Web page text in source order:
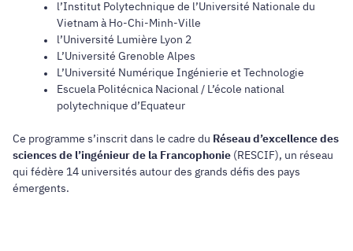
l’Institut Polytechnique de l’Université Nationale du
Vietnam à Ho-Chi-Minh-Ville
l’Université Lumière Lyon 2
L’Université Grenoble Alpes
L’Université Numérique Ingénierie et Technologie
Escuela Politécnica Nacional / L’école national
polytechnique d’Equateur
Ce programme s’inscrit dans le cadre du Réseau d’excellence des
sciences de l’ingénieur de la Francophonie (RESCIF), un réseau
qui fédère 14 universités autour des grands défis des pays
émergents.